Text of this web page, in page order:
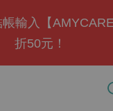
輸入【
折50元！